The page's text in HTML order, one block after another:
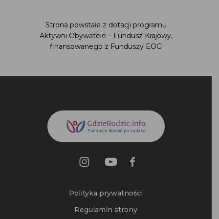
Strona powstała z dotacji programu
Aktywni Obywatele – Fundusz Krajowy,
finansowanego z Funduszy EOG
Polityka prywatności
Regulamin strony